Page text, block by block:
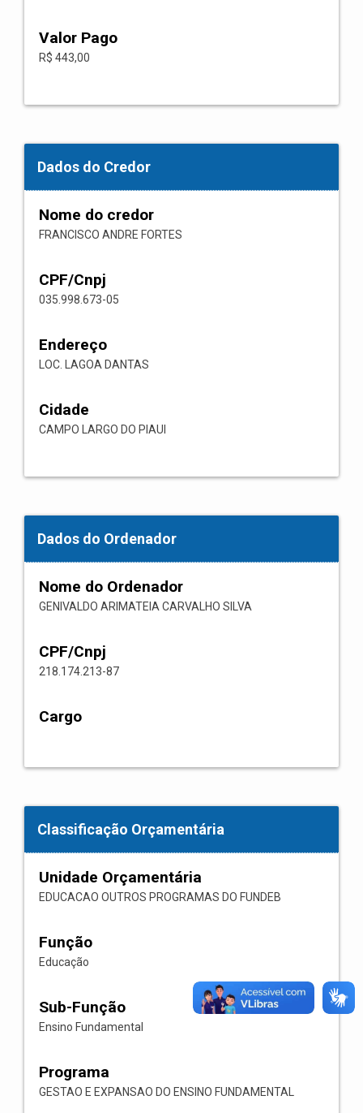
Valor Pago
R$ 443,00
Dados do Credor
Nome do credor
FRANCISCO ANDRE FORTES
CPF/Cnpj
035.998.673-05
Endereço
LOC. LAGOA DANTAS
Cidade
CAMPO LARGO DO PIAUI
Dados do Ordenador
Nome do Ordenador
GENIVALDO ARIMATEIA CARVALHO SILVA
CPF/Cnpj
218.174.213-87
Cargo
Classificação Orçamentária
Unidade Orçamentária
EDUCACAO OUTROS PROGRAMAS DO FUNDEB
Função
Educação
Sub-Função
Ensino Fundamental
Programa
GESTAO E EXPANSAO DO ENSINO FUNDAMENTAL